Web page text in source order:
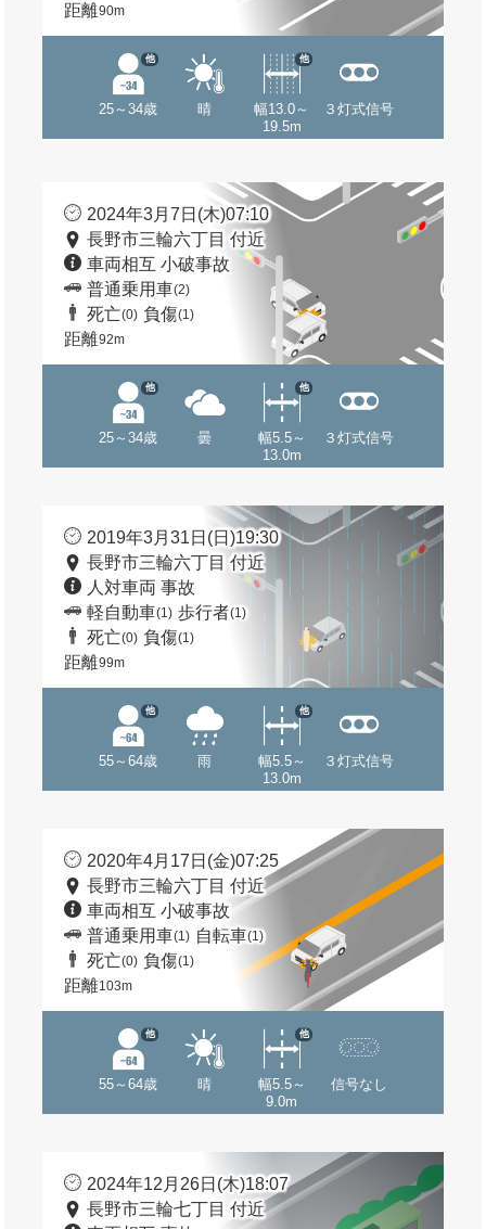
距離90m
25～34歳
他
晴
幅13.0～
19.5m
他
３灯式信号
2024年3月7日(木)07:10
長野市三輪六丁目 付近
車両相互 小破事故
普通乗用車(2)
死亡(0) 負傷(1)
距離92m
25～34歳
他
曇
幅5.5～
13.0m
他
３灯式信号
2019年3月31日(日)19:30
長野市三輪六丁目 付近
人対車両 事故
軽自動車(1) 歩行者(1)
死亡(0) 負傷(1)
距離99m
55～64歳
他
雨
幅5.5～
13.0m
他
３灯式信号
2020年4月17日(金)07:25
長野市三輪六丁目 付近
車両相互 小破事故
普通乗用車(1) 自転車(1)
死亡(0) 負傷(1)
距離103m
55～64歳
他
晴
幅5.5～
9.0m
他
信号なし
2024年12月26日(木)18:07
長野市三輪七丁目 付近